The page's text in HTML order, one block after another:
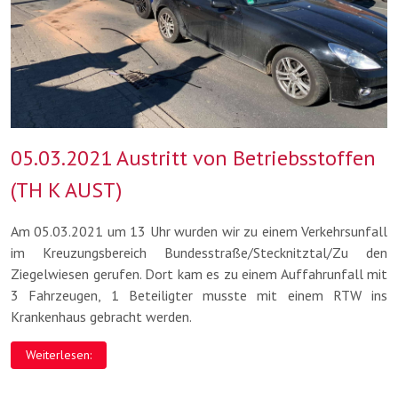
05.03.2021 Austritt von Betriebsstoffen
(TH K AUST)
Am 05.03.2021 um 13 Uhr wurden wir zu einem Verkehrsunfall
im Kreuzungsbereich Bundesstraße/Stecknitztal/Zu den
Ziegelwiesen gerufen. Dort kam es zu einem Auffahrunfall mit
3 Fahrzeugen, 1 Beteiligter musste mit einem RTW ins
Krankenhaus gebracht werden.
Weiterlesen: